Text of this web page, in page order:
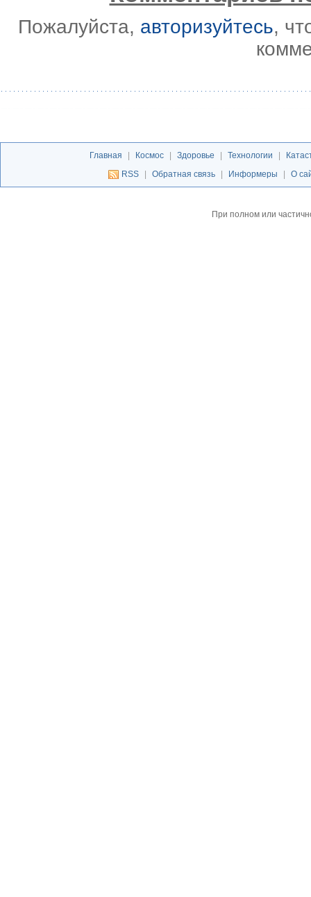
Пожалуйста, авторизуйтесь,
Главная Космос Здоровье Технологии
RSS
Обратная связь Информеры О
При полном или